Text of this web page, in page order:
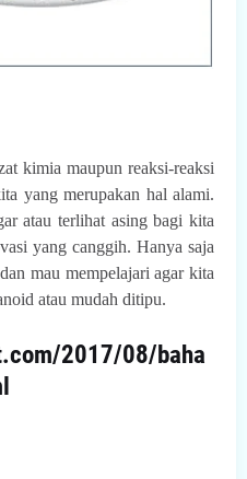
kimia maupun reaksi-reaksi
yang merupakan hal alami.
atau terlihat asing bagi kita
yang canggih. Hanya saja
mau mempelajari agar kita
atau mudah ditipu.
2017/08/baha